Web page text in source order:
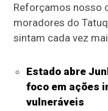
Reforçamos nosso
moradores do
sintam cada vez
Estado abre
foco em ações
vulneráveis